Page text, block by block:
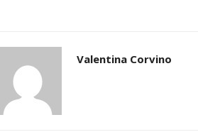
Valentina Corvino